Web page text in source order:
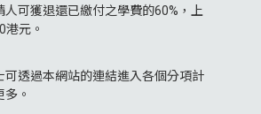
人可獲退還已繳付之學費的60%，上
港元。
可透過本網站的連結進入各個分項計
。